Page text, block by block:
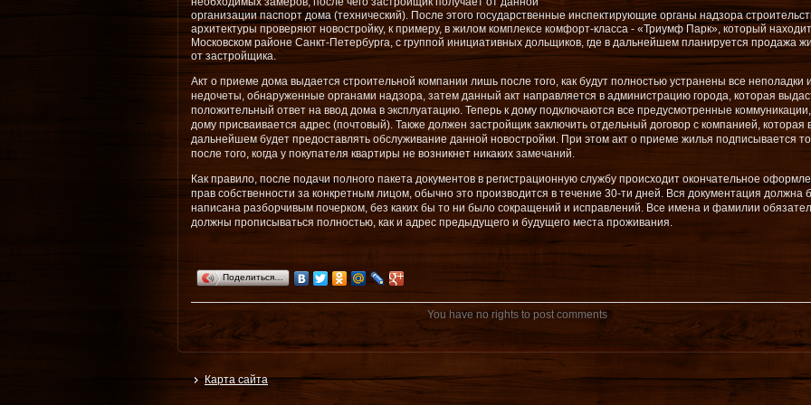
организации паспорт дома (технический). После этого государственные инспектирующие органы надзора
архитектуры проверяют новостройку, к примеру, в жилом комплексе комфорт-класса - «Триумф Парк», который
Московском районе Санкт-Петербурга, с группой инициативных дольщиков, где в дальнейшем планируется продажа
от застройщика.
Акт о приеме дома выдается строительной компании лишь после того, как будут полностью устранены все неполадки
недочеты, обнаруженные органами надзора, затем данный акт направляется в администрацию города, которая
положительный ответ на ввод дома в эксплуатацию. Теперь к дому подключаются все предусмотренные
дому присваивается адрес (почтовый). Также должен застройщик заключить отдельный договор с компанией, которая
дальнейшем будет предоставлять обслуживание данной новостройки. При этом акт о приеме жилья подписывается
после того, когда у покупателя квартиры не возникнет никаких замечаний.
Как правило, после подачи полного пакета документов в регистрационную службу происходит окончательное
прав собственности за конкретным лицом, обычно это производится в течение 30-ти дней. Вся документация должна
написана разборчивым почерком, без каких бы то ни было сокращений и исправлений. Все имена и фамилии
должны прописываться полностью, как и адрес предыдущего и будущего места проживания.
Поделиться…
You have no rights to post comments
Карта сайта